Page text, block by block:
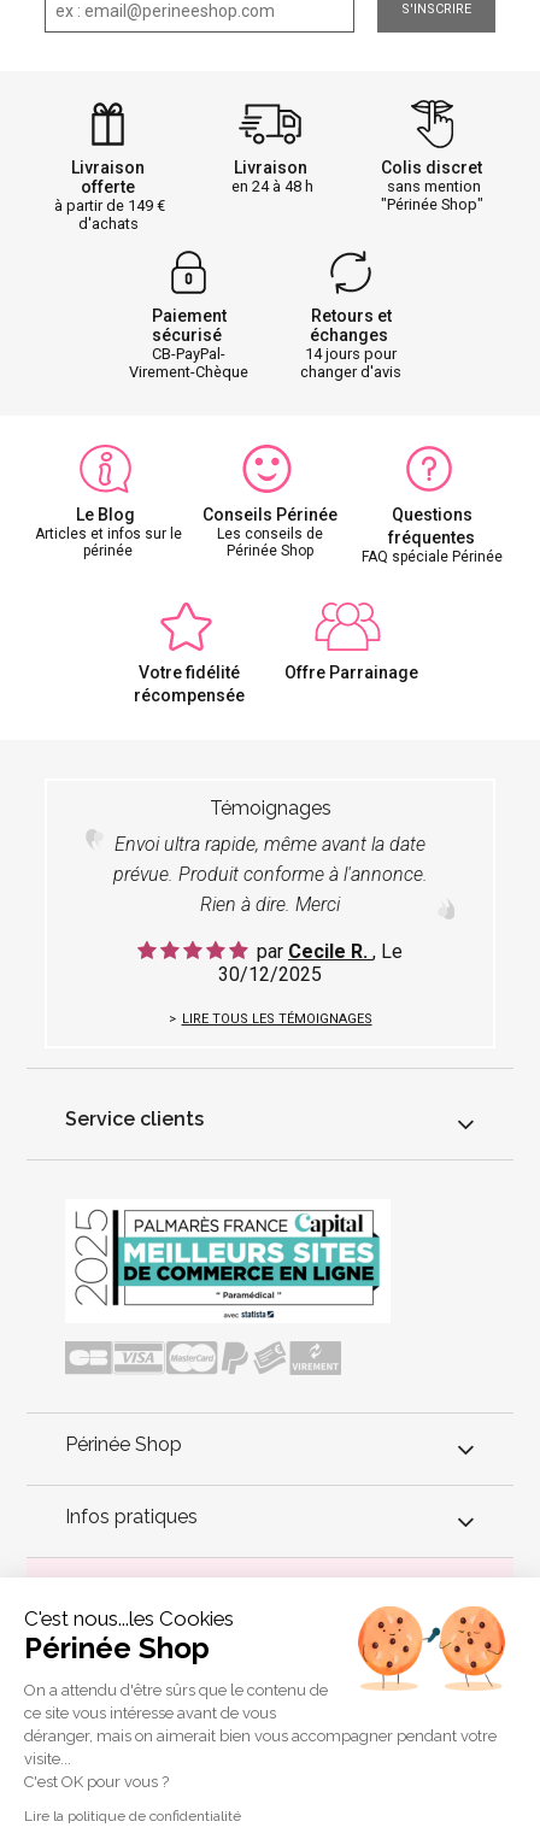
S'INSCRIRE
Livraison
offerte
à partir de 149
d'achats
Livraison
en 24 à 48 h
Colis discret
sans mention
"Périnée Shop"
Paiement
sécurisé
CB-PayPal-
Virement-Chèque
Retours et
échanges
14 jours pour
changer d'avis
Le Blog
Articles et infos sur le
périnée
Conseils Périnée
Les conseils de
Périnée Shop
Questions
fréquentes
FAQ spéciale Périnée
Votre fidélité
récompensée
Offre Parrainage
Témoignages
Envoi ultra rapide, même avant la date
prévue. Produit conforme à l'annonce.
Rien à dire. Merci
par Cecile R. , Le
30/12/2025
LIRE TOUS LES TÉMOIGNAGES
Service clients
Périnée Shop
Infos pratiques
Le fabricant Lelo propose les Lelo Luna Balls Mini. Ces boules
de geisha sont particulièrement adaptées pour les femmes de
moins de 30 ans avec un vagin étroit, désirant allier l'utile à
l'agréable en profitant de leurs douces vibrations, pour
remuscler les parois de leur vagin et renforcer les muscles de
leur périnée.
Copyright 2011 © Périnée Shop
Conditions générales de vente
C'est nous...les Cookies
Périnée Shop
On a attendu d'être sûrs que le contenu de
ce site vous intéresse avant de vous
déranger, mais on aimerait bien vous accompagner pendant votre
visite...
C'est OK pour vous ?
Lire la politique de confidentialité